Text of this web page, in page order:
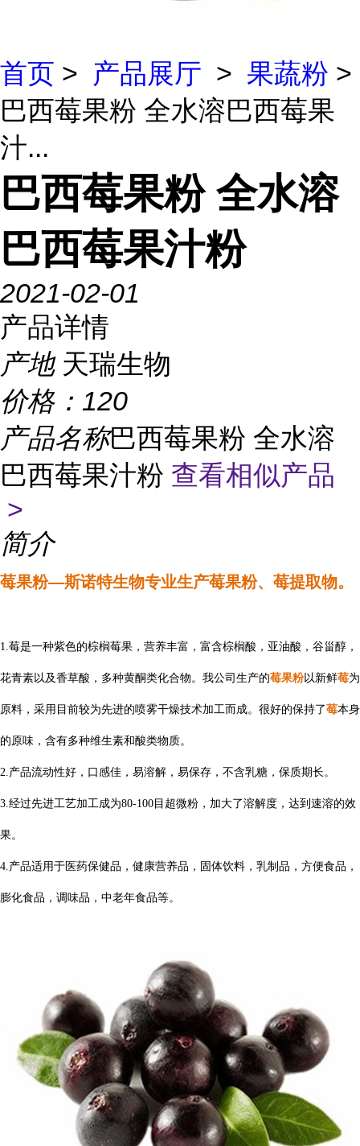
首页 > 产品展厅 > 果蔬粉 >
巴西莓果粉 全水溶巴西莓果
汁...
巴西莓果粉 全水溶
巴西莓果汁粉
2021-02-01
产品详情
产地 天瑞生物
价格： 120
产品名称巴西莓果粉 全水溶
巴西莓果汁粉 查看相似产品
>
简介
莓果粉—斯诺特生物专业生产莓果粉、 莓提取物。
1.莓是一种紫色的棕榈莓果，营养丰富，富含棕榈酸，亚油酸，谷甾醇，
花青素以及香草酸，多种黄酮类化合物。 我公司生产的莓果粉以新鲜莓为
原料，采用目前较为先进的喷雾干燥技术加工而成。很好的保持了莓本身
的原味，含有多种维生素和酸类物质。
2.产品流动性好，口感佳，易溶解，易保存，不含乳糖，保质期长。
3.经过先进工艺加工成为80-100目超微粉，加大了溶解度，达到速溶的效
果。
4.产品适用于医药保健品，健康营养品，固体饮料，乳制品，方便食品，
膨化食品，调味品，中老年食品等。